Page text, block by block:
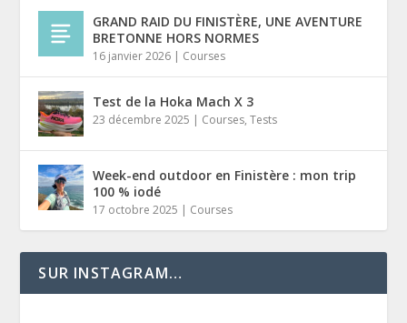
GRAND RAID DU FINISTЀRE, UNE AVENTURE
BRETONNE HORS NORMES
16 janvier 2026 | Courses
Test de la Hoka Mach X 3
23 décembre 2025 | Courses,Tests
Week-end outdoor en Finistère : mon trip
100 % iodé
17 octobre 2025 | Courses
SUR INSTAGRAM…